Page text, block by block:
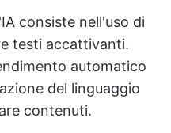
consiste nell'uso di
testi accattivanti.
automatico
del linguaggio
contenuti.